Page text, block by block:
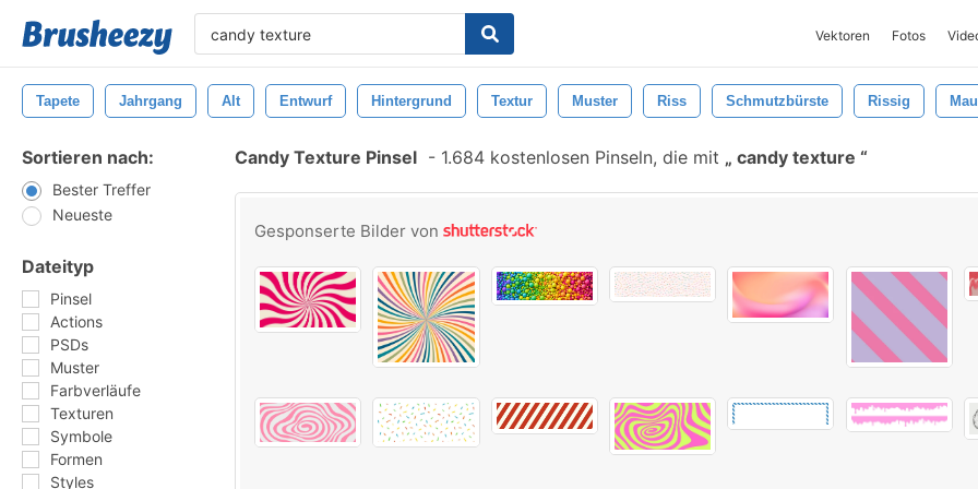
Vektoren Fotos
Tapete Jahrgang Alt Entwurf Hintergrund Textur Muster Riss Schmutzbürste Rissig
Sortieren nach:
Bester Treffer
Neueste
Dateityp
Pinsel
Actions
PSDs
Muster
Farbverläufe
Texturen
Symbole
Formen
Styles
Candy Texture Pinsel - 1.684 kostenlosen Pinseln, die mit candy texture
Gesponserte Bilder von